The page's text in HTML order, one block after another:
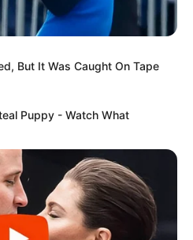
But It Was Caught On Tape
Puppy - Watch What